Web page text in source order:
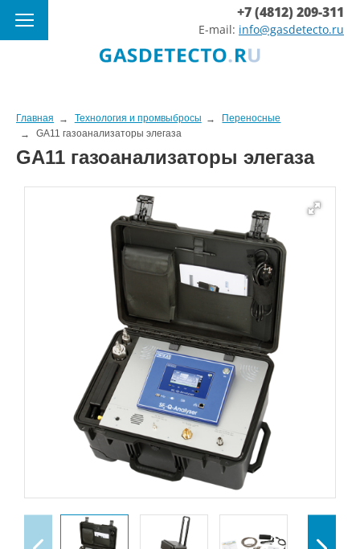
+7 (4812) 209-311
E-mail: info@gasdetecto.ru
Главная Технология и промвыбросы
Переносные
GA11 газоанализаторы элегаза
GA11 газоанализаторы элегаза